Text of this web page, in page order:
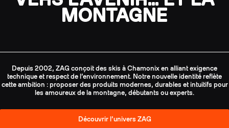
MONTAGNE
Depuis 2002, ZAG conçoit des skis à Chamonix en alliant exigence
technique et respect de l’environnement. Notre nouvelle identité reflète
cette ambition : proposer des produits modernes, durables et intuitifs pour
les amoureux de la montagne, débutants ou experts.
Découvrir l’univers ZAG